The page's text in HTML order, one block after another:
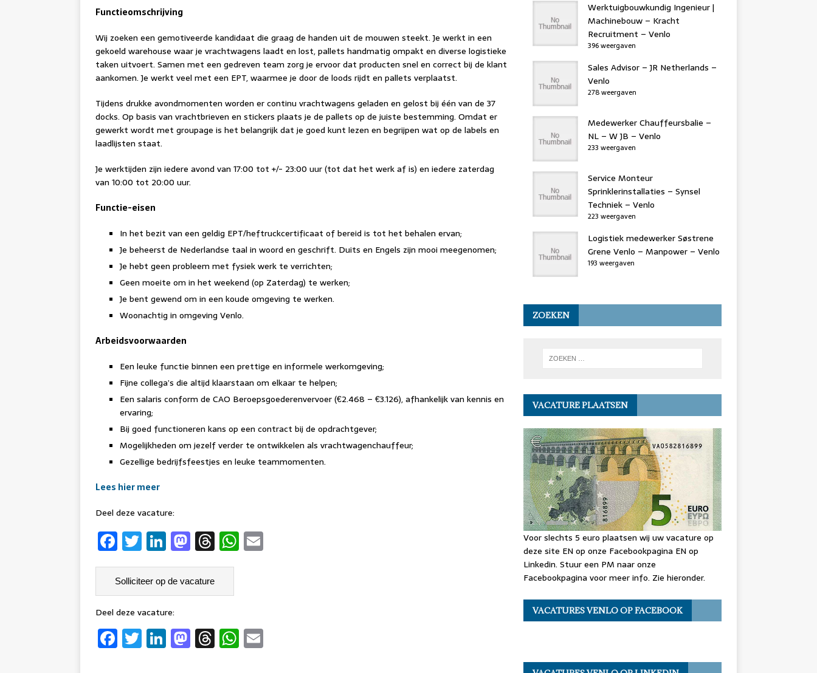
Functieomschrijving
Wij zoeken een gemotiveerde kandidaat die graag de handen uit de mouwen steekt. Je werkt in een
gekoeld warehouse waar je vrachtwagens laadt en lost, pallets handmatig ompakt en diverse logistieke
taken uitvoert. Samen met een gedreven team zorg je ervoor dat producten snel en correct bij de klant
aankomen. Je werkt veel met een EPT, waarmee je door de loods rijdt en pallets verplaatst.
Tijdens drukke avondmomenten worden er continu vrachtwagens geladen en gelost bij één van de 37
docks. Op basis van vrachtbrieven en stickers plaats je de pallets op de juiste bestemming. Omdat er
gewerkt wordt met groupage is het belangrijk dat je goed kunt lezen en begrijpen wat op de labels en
laadlijsten staat.
Je werktijden zijn iedere avond van 17:00 tot +/- 23:00 uur (tot dat het werk af is) en iedere zaterdag
van 10:00 tot 20:00 uur.
Functie-eisen
In het bezit van een geldig EPT/heftruckcertificaat of bereid is tot het behalen ervan;
Je beheerst de Nederlandse taal in woord en geschrift. Duits en Engels zijn mooi meegenomen;
Je hebt geen probleem met fysiek werk te verrichten;
Geen moeite om in het weekend (op Zaterdag) te werken;
Je bent gewend om in een koude omgeving te werken.
Woonachtig in omgeving Venlo.
Arbeidsvoorwaarden
Een leuke functie binnen een prettige en informele werkomgeving;
Fijne collega’s die altijd klaarstaan om elkaar te helpen;
Een salaris conform de CAO Beroepsgoederenvervoer (€2.468 – €3.126), afhankelijk van kennis en
ervaring;
Bij goed functioneren kans op een contract bij de opdrachtgever;
Mogelijkheden om jezelf verder te ontwikkelen als vrachtwagenchauffeur;
Gezellige bedrijfsfeestjes en leuke teammomenten.
Lees hier meer
Deel deze vacature:
F
a
c
e
b
o
o
T
w
it
t
er
Li
n
k
e
dI
n
M
a
st
o
o
n
T
h
a
s
W
h
p
p
Deel deze vacature:
F
a
T
w
Li
n
M
a
T
h
W
h
Werktuigbouwkundig Ingenieur |
Machinebouw – Kracht
Recruitment – Venlo
396 weergaven
Sales Advisor – JR Netherlands –
Venlo
278 weergaven
Medewerker Chauffeursbalie –
NL – W JB – Venlo
233 weergaven
Service Monteur
Sprinklerinstallaties – Synsel
Techniek – Venlo
223 weergaven
Logistiek medewerker Søstrene
Grene Venlo – Manpower – Venlo
193 weergaven
ZOEKEN
VACATURE PLAATSEN
Voor slechts 5 euro plaatsen wij uw vacature op
deze site EN op onze Facebookpagina EN op
Linkedin. Stuur een PM naar onze
Facebookpagina voor meer info. Zie hieronder.
VACATURES VENLO OP FACEBOOK